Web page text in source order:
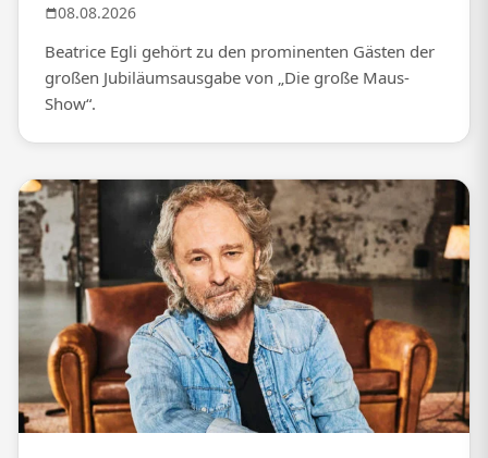
08.08.2026
Beatrice Egli gehört zu den prominenten Gästen der
großen Jubiläumsausgabe von „Die große Maus-
Show“.